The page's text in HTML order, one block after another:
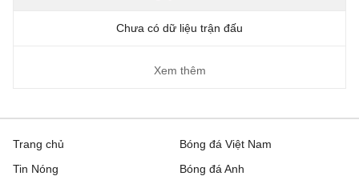
Chưa có dữ liệu trận đấu
Xem thêm
Trang chủ
Tin Nóng
Bóng đá Việt Nam
Bóng đá Anh